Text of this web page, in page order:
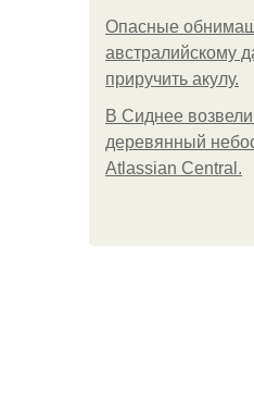
Опасные
австралийскому
приручить акулу.
В Сиднее
деревянный
Atlassian Central.